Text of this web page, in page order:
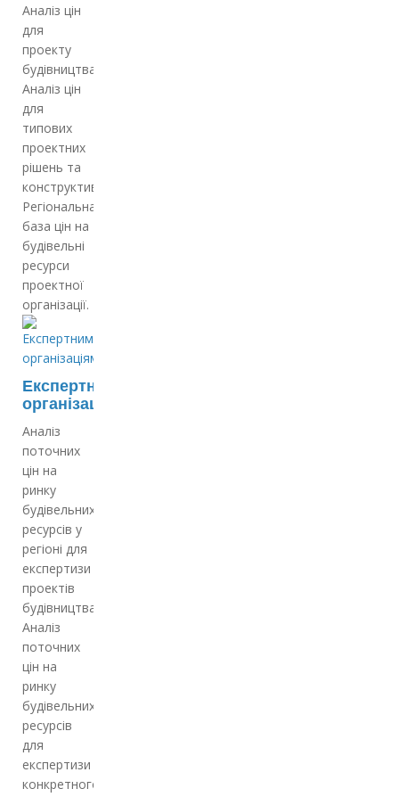
Аналіз цін
для
проекту
будівництва
Аналіз цін
для
типових
проектних
рішень та
конструктивів
Регіональна
база цін на
будівельні
ресурси
проектної
організації.
Експертним
організаціям
Аналіз
поточних
цін на
ринку
будівельних
ресурсів у
регіоні для
експертизи
проектів
будівництва;
Аналіз
поточних
цін на
ринку
будівельних
ресурсів
для
експертизи
конкретного